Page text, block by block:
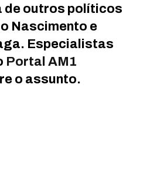
de outros políticos
Nascimento e
Especialistas
Portal AM1
o assunto.